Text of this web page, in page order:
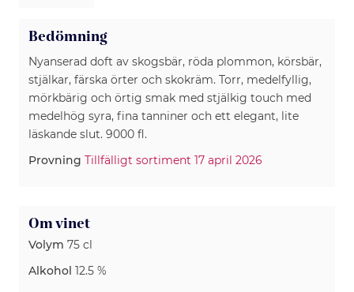
Bedömning
Nyanserad doft av skogsbär, röda plommon, körsbär,
stjälkar, färska örter och skokräm. Torr, medelfyllig,
mörkbärig och örtig smak med stjälkig touch med
medelhög syra, fina tanniner och ett elegant, lite
läskande slut. 9000 fl.
Provning Tillfälligt sortiment 17 april 2026
Om vinet
Volym 75 cl
Alkohol 12.5 %